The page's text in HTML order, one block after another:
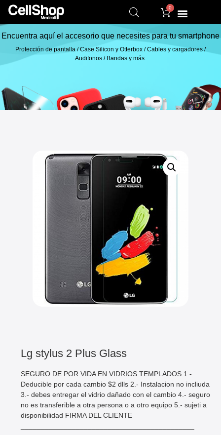
0
Encuentra aquí el accesorio que necesites para tu smartphone
Protección de pantalla / Case Silicon y Otterbox / Cables y cargadores /
Audifonos / Bandas y más.
Lg stylus 2 Plus Glass
SEGURO DE POR VIDA EN VIDRIOS TEMPLADOS 1.-
Deducible por cada cambio $2 dlls 2.- Instalacion no incliuda
3.- debes entregar el vidrio dañado con el cambio 4.- seguro
no es transferible a otra persona o a otro equipo 5.- sujeti a
disponibilidad FIRMA DEL CLIENTE